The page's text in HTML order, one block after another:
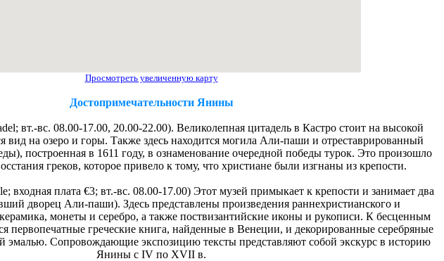
Просмотреть увеличенную карту
Достопримечательности Янины
вт.-вс. 08.00-17.00, 20.00-22.00). Великолепная цитадель в Кастро стоит на высокой
вид на озеро и горы. Также здесь находится могила Али-паши и отреставрированный
построенная в 1611 году, в ознаменование очередной победы турок. Это произошло
греков, которое привело к тому, что христиане были изгнаны из крепости.
входная плата €3; вт.-вс. 08.00-17.00) Этот музей примыкает к крепости и занимает два
дворец Али-паши). Здесь представлены произведения раннехристианского и
керамика, монеты и серебро, а также поствизантийские иконы и рукописи. К бесценным
первопечатные греческие книга, найденные в Венеции, и декорированные серебряные
эмалью. Сопровождающие экспозицию тексты представляют собой экскурс в историю
Янины с IV по XVII в.